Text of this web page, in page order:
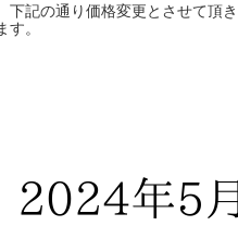
記の通り価格変更とさせて頂き
。